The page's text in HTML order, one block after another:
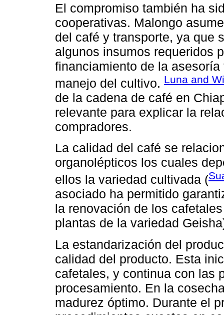
El compromiso también ha
cooperativas. Malongo
del café y transporte, ya que
algunos insumos requeridos
financiamiento de la
manejo del cultivo. Luna and
de la cadena de café en
relevante para explicar la
compradores.
La calidad del café se
organolépticos los cuales
ellos la variedad cultivada (
asociado ha permitido
la renovación de los
plantas de la variedad
La estandarización del
calidad del producto. Esta
cafetales, y continua con las
procesamiento. En la
madurez óptimo. Durante el